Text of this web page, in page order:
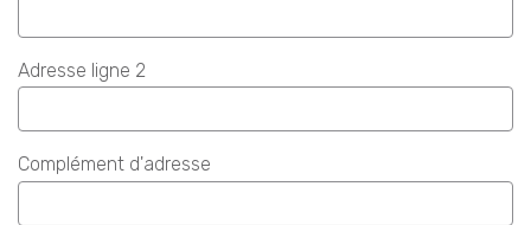
Adresse ligne 2
Complément d'adresse